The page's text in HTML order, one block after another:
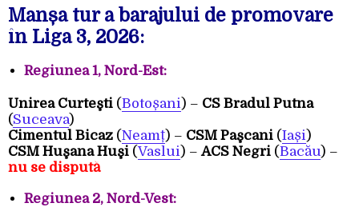
Manșa tur a barajului de promovare
în Liga 3, 2026:
Regiunea 1, Nord-Est:
Unirea Curteşti (Botoșani) – CS Bradul Putna
(Suceava)
Cimentul Bicaz (Neamț) – CSM Paşcani (Iași)
CSM Huşana Huşi (Vaslui) –ACS Negri (Bacău) –
nu se dispută
Regiunea 2, Nord-Vest: